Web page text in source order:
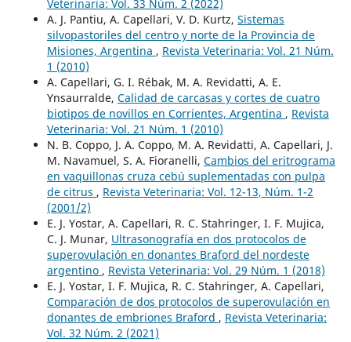
Veterinaria: Vol. 33 Núm. 2 (2022)
A. J. Pantiu, A. Capellari, V. D. Kurtz, Sistemas
silvopastoriles del centro y norte de la Provincia de
Misiones, Argentina , Revista Veterinaria: Vol. 21 Núm.
1 (2010)
A. Capellari, G. I. Rébak, M. A. Revidatti, A. E.
Ynsaurralde, Calidad de carcasas y cortes de cuatro
biotipos de novillos en Corrientes, Argentina , Revista
Veterinaria: Vol. 21 Núm. 1 (2010)
N. B. Coppo, J. A. Coppo, M. A. Revidatti, A. Capellari, J.
M. Navamuel, S. A. Fioranelli, Cambios del eritrograma
en vaquillonas cruza cebú suplementadas con pulpa
de citrus , Revista Veterinaria: Vol. 12-13, Núm. 1-2
(2001/2)
E. J. Yostar, A. Capellari, R. C. Stahringer, I. F. Mujica,
C. J. Munar, Ultrasonografía en dos protocolos de
superovulación en donantes Braford del nordeste
argentino , Revista Veterinaria: Vol. 29 Núm. 1 (2018)
E. J. Yostar, I. F. Mujica, R. C. Stahringer, A. Capellari,
Comparación de dos protocolos de superovulación en
donantes de embriones Braford , Revista Veterinaria:
Vol. 32 Núm. 2 (2021)